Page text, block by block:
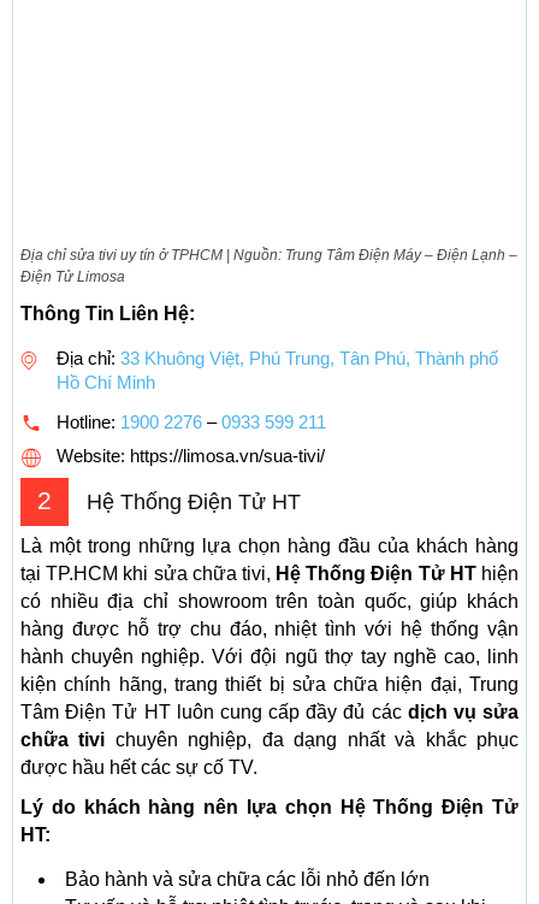
Địa chỉ sửa tivi uy tín ở TPHCM | Nguồn: Trung Tâm Điện Máy – Điện Lạnh –
Điện Tử Limosa
Thông Tin Liên Hệ:
Địa chỉ: 33 Khuông Việt, Phú Trung, Tân Phú, Thành phố
Hồ Chí Minh
Hotline: 1900 2276 –0933 599 211
Website: https://limosa.vn/sua-tivi/
2 Hệ Thống Điện Tử HT
Là một trong những lựa chọn hàng đầu của khách hàng
tại TP.HCM khi sửa chữa tivi, Hệ Thống Điện Tử HThiện
có nhiều địa chỉ showroom trên toàn quốc, giúp khách
hàng được hỗ trợ chu đáo, nhiệt tình với hệ thống vận
hành chuyên nghiệp. Với đội ngũ thợ tay nghề cao, linh
kiện chính hãng, trang thiết bị sửa chữa hiện đại, Trung
Tâm Điện Tử HT luôn cung cấp đầy đủ các dịch vụ sửa
chữa tivi chuyên nghiệp, đa dạng nhất và khắc phục
được hầu hết các sự cố TV.
Lý do khách hàng nên lựa chọn Hệ Thống Điện Tử
HT:
Bảo hành và sửa chữa các lỗi nhỏ đến lớn